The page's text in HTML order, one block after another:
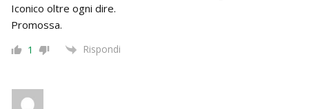
Iconico oltre ogni dire.
Promossa.
1 Rispondi